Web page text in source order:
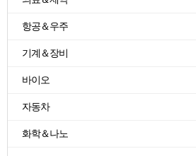
항공＆우주
기계＆장비
바이오
자동차
화학＆나노